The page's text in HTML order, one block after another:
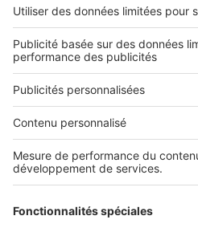
Découvrez nos applications
Services pro